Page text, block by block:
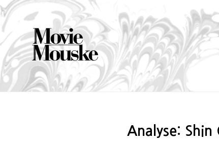
Skip
to
content
Analyse: Shin